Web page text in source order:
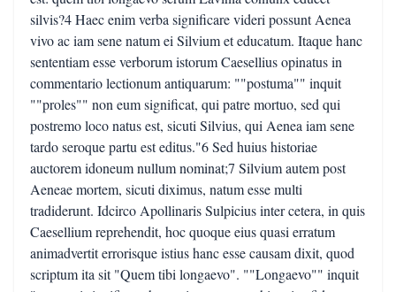
silvis?4 Haec enim verba significare videri possunt Aenea
vivo ac iam sene natum ei Silvium et educatum. Itaque hanc
sententiam esse verborum istorum Caesellius opinatus in
commentario lectionum antiquarum: ""postuma"" inquit
""proles"" non eum significat, qui patre mortuo, sed qui
postremo loco natus est, sicuti Silvius, qui Aenea iam sene
tardo seroque partu est editus."6 Sed huius historiae
auctorem idoneum nullum nominat;7 Silvium autem post
Aeneae mortem, sicuti diximus, natum esse multi
tradiderunt. Idcirco Apollinaris Sulpicius inter cetera, in quis
Caesellium reprehendit, hoc quoque eius quasi erratum
animadvertit errorisque istius hanc esse causam dixit, quod
scriptum ita sit "Quem tibi longaevo". ""Longaevo"" inquit